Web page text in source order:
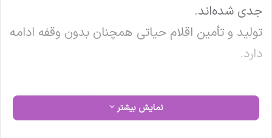
جدی شده‌اند.
تولید و تأمین اقلام حیاتی همچنان بدون وقفه ادامه
دارد.
نمایش بیشتر